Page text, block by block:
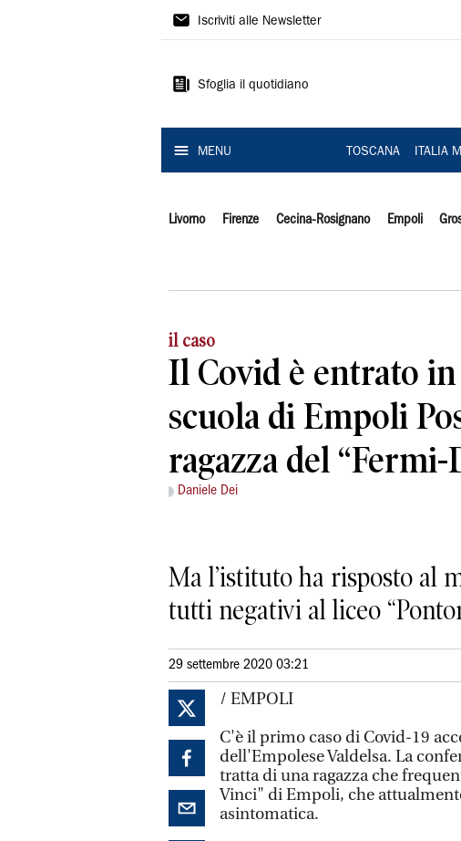
Il
Iscriviti alle Newsletter
Sfoglia il quotidiano
MENU TOSCANA ITALIA
Livorno Firenze Cecina-Rosignano Empoli
il caso
Il Covid è entrato
scuola di Empoli
ragazza del “Fermi-
Daniele Dei
Ma l’istituto ha risposto al
tutti negativi al liceo
29 settembre 2020 03:21
/ EMPOLI
C'è il primo caso di Covid-19
dell'Empolese Valdelsa. La
tratta di una ragazza che
Vinci" di Empoli, che
asintomatica.